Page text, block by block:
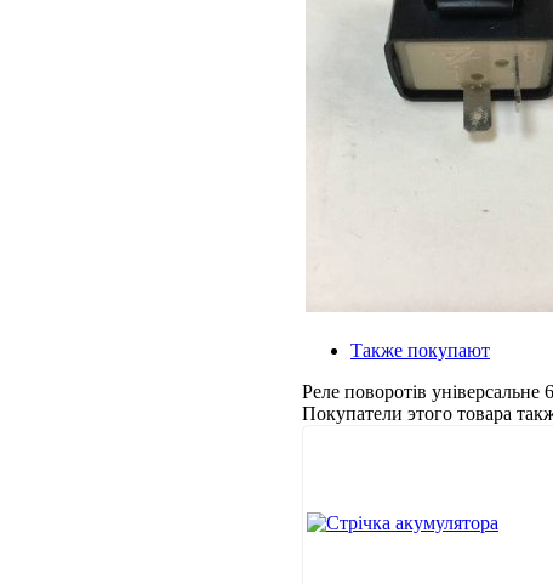
Также покупают
Реле поворотів
Покупатели этого товара